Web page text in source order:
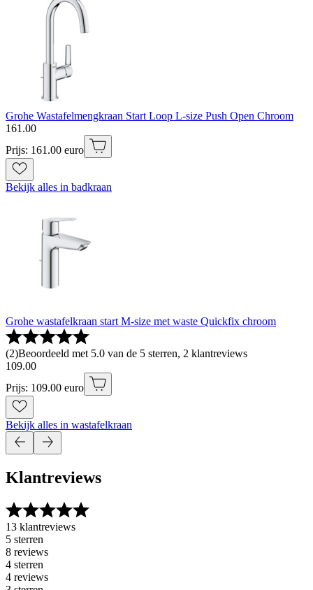
Grohe Wastafelmengkraan Start Loop L-size Push Open Chroom
161.00
Prijs: 161.00 euro
Bekijk alles in badkraan
Grohe wastafelkraan start M-size met waste Quickfix chroom
(2)Beoordeeld met 5.0 van de 5 sterren, 2 klantreviews
109.00
Prijs: 109.00 euro
Bekijk alles in wastafelkraan
Klantreviews
13 klantreviews
5 sterren
8 reviews
4 sterren
4 reviews